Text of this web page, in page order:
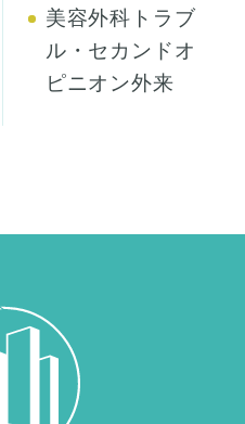
美容外科トラブ
ル・セカンドオ
ピニオン外来